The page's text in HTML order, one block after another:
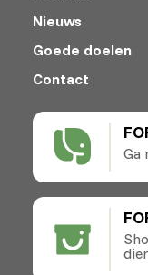
Ga
Nieuws
Goede doelen
Contact